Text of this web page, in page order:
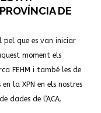
DE
pel que es van iniciar
moment els
FEHM i també les de
la XPN en els nostres
dades de l’ACA.